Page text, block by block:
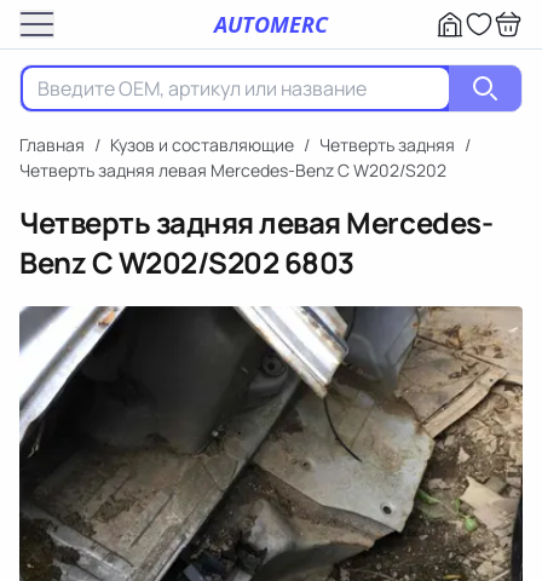
AUTOMERC
Главная / Кузов и составляющие / Четверть задняя /
Четверть задняя левая Mercedes-Benz C W202/S202
Четверть задняя левая Mercedes-
Benz C W202/S2026803